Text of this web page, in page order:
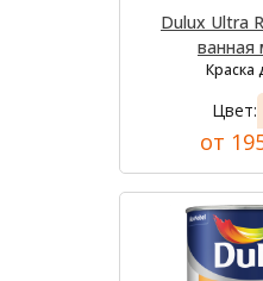
Dulux Ultra
ванная
Краска
Цвет:
от